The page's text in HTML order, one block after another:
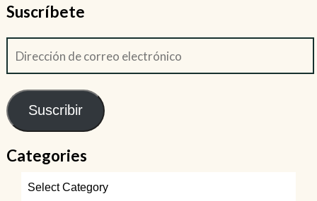
Suscríbete
Suscribir
Categories